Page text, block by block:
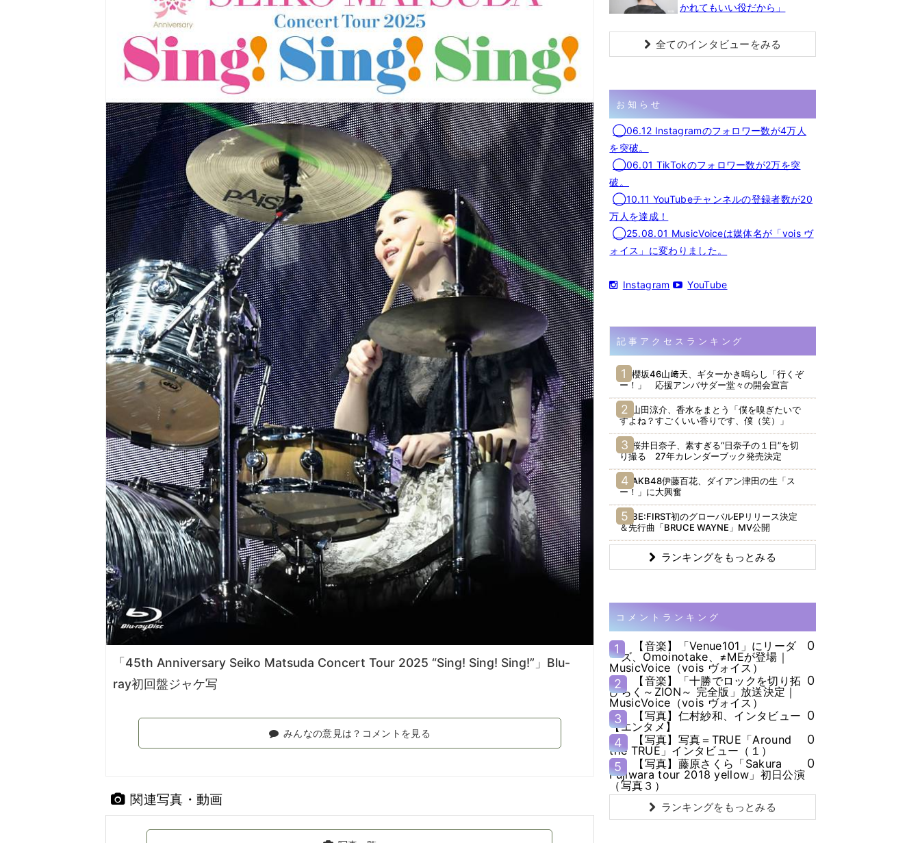
「45th Anniversary Seiko Matsuda Concert Tour 2025 “Sing! Sing! Sing!”」Blu-
ray初回盤ジャケ写
みんなの意見は？コメントを見る
関連写真・動画
かれてもいい役だから」
全てのインタビューをみる
お知らせ
◯06.12 Instagramのフォロワー数が4万人
を突破。
◯06.01 TikTokのフォロワー数が2万を突
破。
◯10.11 YouTubeチャンネルの登録者数が20
万人を達成！
◯25.08.01 MusicVoiceは媒体名が「vois ヴ
ォイス」に変わりました。
Instagram YouTube
記事アクセスランキング
櫻坂46山﨑天、ギターかき鳴らし「行くぞ
ー！」 応援アンバサダー堂々の開会宣言
山田涼介、香水をまとう「僕を嗅ぎたいで
すよね？すごくいい香りです、僕（笑）」
桜井日奈子、素すぎる“日奈子の１日”を切
り撮る 27年カレンダーブック発売決定
AKB48伊藤百花、ダイアン津田の生「ス
ー！」に大興奮
BE:FIRST初のグローバルEPリリース決定
＆先行曲「BRUCE WAYNE」MV公開
ランキングをもっとみる
コメントランキング
1
【音楽】「Venue101」にリーダ
ーズ、Omoinotake、≠MEが登場｜
MusicVoice（vois ヴォイス）
0
2
【音楽】「十勝でロックを切り拓
ひらく～ZION～ 完全版」放送決定｜
MusicVoice（vois ヴォイス）
0
3
【写真】仁村紗和、インタビュー
【エンタメ】
0
4
【写真】写真＝TRUE「Around
the TRUE」インタビュー（１）
0
5
【写真】藤原さくら「Sakura
Fujiwara tour 2018 yellow」初日公演
（写真３）
0
ランキングをもっとみる